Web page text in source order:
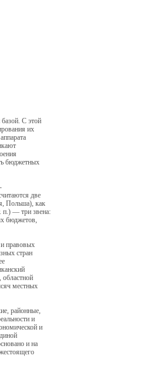
С этой
их
бюджетных
две
Польша), как
п.) — три звена:
бюджетов,
правовых
стран
местных
районные,
и
и
и на